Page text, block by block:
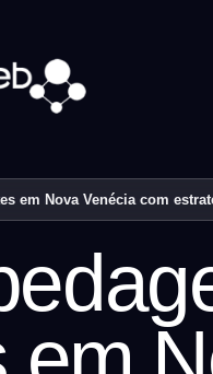
em Nova Venécia com